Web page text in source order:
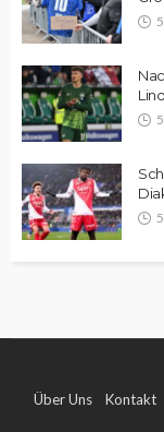
Über Uns Kontakt